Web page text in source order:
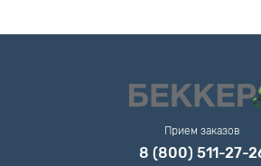
Прием заказов
8 (800) 511-27-